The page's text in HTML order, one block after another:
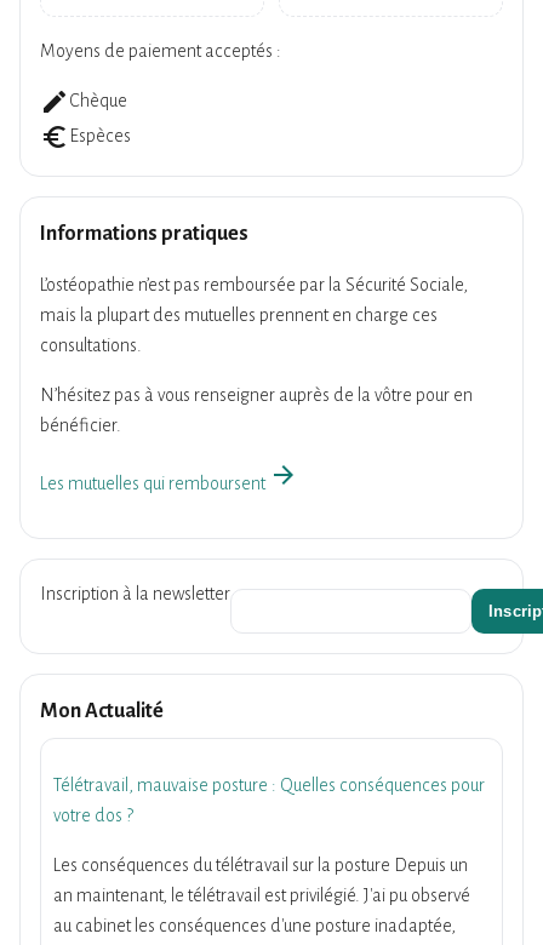
Moyens de paiement acceptés :
create Chèque
euro_symbol Espèces
Informations pratiques
L’ostéopathie n’est pas remboursée par la Sécurité Sociale,
mais la plupart des mutuelles prennent en charge ces
consultations.
N’hésitez pas à vous renseigner auprès de la vôtre pour en
bénéficier.
Les mutuelles qui remboursent arrow_forward
Inscription à la newsletter
Mon Actualité
Télétravail, mauvaise posture : Quelles conséquences pour
votre dos ?
Les conséquences du télétravail sur la posture Depuis un
an maintenant, le télétravail est privilégié. J'ai pu observé
au cabinet les conséquences d'une posture inadaptée,